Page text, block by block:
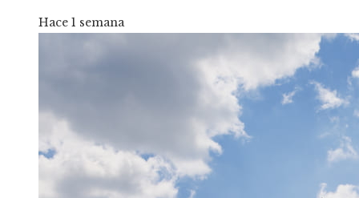
Hace 1 semana